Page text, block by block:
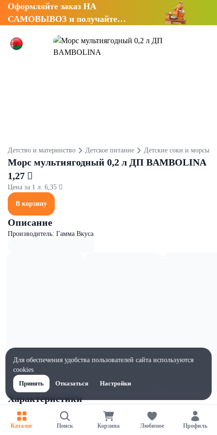
Оформляйте заказ НА
САМОВЫВОЗ и получайте
Детство и материнство Детское питание Детские соки и морсы
Морс мультиягодный 0,2 л ДП BAMBOLINA
1,27 
Цена за 1 л. 6,35 
В корзину
Описание
Производитель: Гамма Вкуса
Характеристики
Ширина, мм
Каталог Поиск Корзина Любимое Профиль
Для обеспечения удобства пользователей сайта используются
cookies
Принять
Отказаться Настройки